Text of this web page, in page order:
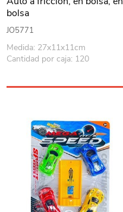
bolsa
JO5771
Medida: 27x11x11cm
Cantidad por caja: 120